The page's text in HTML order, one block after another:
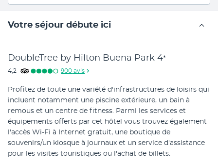
Votre séjour débute ici
DoubleTree by Hilton Buena Park 4*
4,2 900 avis
Profitez de toute une variété d'infrastructures de loisirs qui
incluent notamment une piscine extérieure, un bain à
remous et un centre de fitness. Parmi les services et
équipements offerts par cet hôtel vous trouvez également
l'accès Wi-Fi à Internet gratuit, une boutique de
souvenirs/un kiosque à journaux et un service d'assistance
pour les visites touristiques ou l'achat de billets.